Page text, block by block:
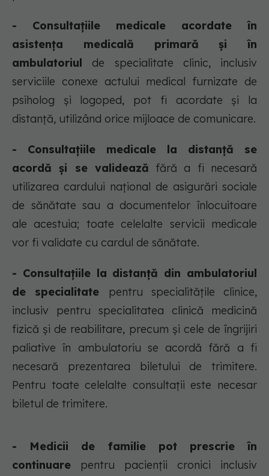
- Consultațiile medicale acordate în
asistența medicală primară și în
ambulatoriul de specialitate clinic, inclusiv
serviciile conexe actului medical furnizate de
psiholog și logoped, pot fi acordate și la
distanță, utilizând orice mijloace de comunicare.
- Consultațiile medicale la distanță se
acordă și se validează fără a fi necesară
utilizarea cardului național de asigurări sociale
de sănătate sau a documentelor înlocuitoare
ale acestuia; toate celelalte servicii medicale
vor fi validate cu cardul de sănătate.
- Consultațiile la distanță din ambulatoriul
de specialitate
pentru specialitățile clinice,
inclusiv pentru specialitatea clinică medicină
fizică și de reabilitare, precum și cele de îngrijiri
paliative în ambulatoriu se acordă fără a fi
necesară prezentarea biletului de trimitere.
Pentru toate celelalte consultații este necesar
biletul de trimitere.
- Medicii de familie pot prescrie în
continuare pentru pacienții cronici inclusiv